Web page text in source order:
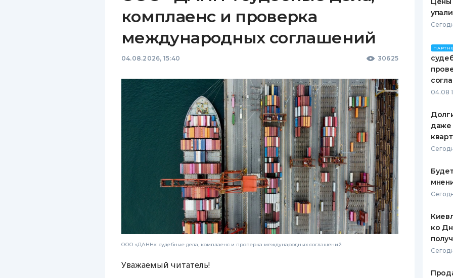
комплаенс и проверка
международных соглашений
04.08.2026, 15:40 30625
ООО «ДАНН»: судебные дела, комплаенс и проверка международных соглашений
Уважаемый читатель!
04.08
даже
ко